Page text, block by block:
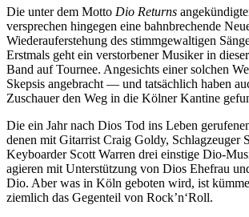
Die unter dem Motto Dio Returns
versprechen hingegen eine bahnbrechende
Wiederauferstehung des stimmgewaltigen
Erstmals geht ein verstorbener Musiker in
Band auf Tournee. Angesichts einer solchen
Skepsis angebracht — und tatsächlich haben
Zuschauer den Weg in die Kölner Kantine
Die ein Jahr nach Dios Tod ins Leben
denen mit Gitarrist Craig Goldy, Schlagzeuger
Keyboarder Scott Warren drei einstige Dio-
agieren mit Unterstützung von Dios Ehefrau
Dio. Aber was in Köln geboten wird, ist
ziemlich das Gegenteil von Rock’n‘Roll.